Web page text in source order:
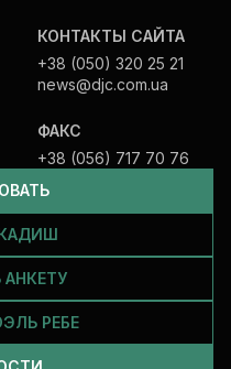
РЕБЕ
КОНТАКТЫ САЙТА
+38 (050) 320 25 21
news@djc.com.ua
ФАКС
+38 (056) 717 70 76